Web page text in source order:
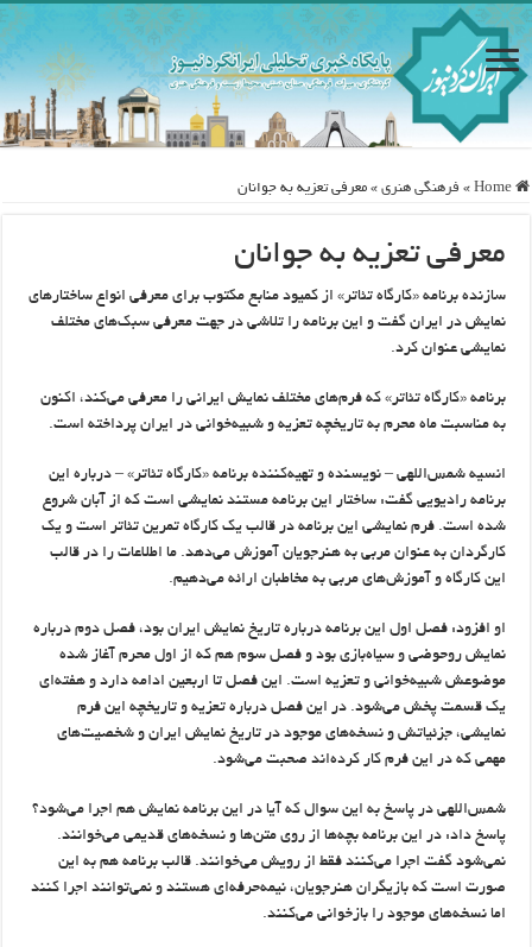
Home
» فرهنگی هنری » معرفی تعزیه به جوانان
معرفی تعزیه به جوانان
سازنده برنامه «کارگاه تئاتر» از کمیود منابع مکتوب برای معرفی انواع ساختارهای
نمایش در ایران گفت و این برنامه را تلاشی در جهت معرفی سبک‌های مختلف
نمایشی عنوان کرد.
برنامه «کارگاه تئاتر» که فرم‌های مختلف نمایش ایرانی را معرفی می‌کند، اکنون
به مناسبت ماه محرم به تاریخچه تعزیه و شبیه‌خوانی در ایران پرداخته است.
انسیه شمس‌اللهی – نویسنده و تهیه‌کننده برنامه «کارگاه تئاتر» – درباره این
برنامه رادیویی گفت:‌ ساختار این برنامه مستند نمایشی است که از آبان شروع
شده است. فرم نمایشی این برنامه در قالب یک کارگاه تمرین تئاتر است و یک
کارگردان به عنوان مربی به هنرجویان آموزش می‌دهد. ما اطلاعات را در قالب
این کارگاه و آموزش‌های مربی به مخاطبان ارائه می‌دهیم.
او افزود: فصل اول این برنامه درباره تاریخ نمایش ایران بود، فصل دوم درباره
نمایش روحوضی و سیاه‌بازی بود و فصل سوم هم که از اول محرم آغاز شده
موضوعش شبیه‌خوانی و تعزیه است. این فصل تا اربعین ادامه دارد و هفته‌ای
یک قسمت پخش می‌شود. در این فصل درباره تعزیه و تاریخچه این فرم
نمایشی، جزئیاتش و نسخه‌های موجود در تاریخ نمایش ایران و شخصیت‌های
مهمی که در این فرم کار کرده‌اند صحبت می‌شود.
شمس‌اللهی در پاسخ به این سوال که آیا در این برنامه نمایش‌ هم اجرا می‌شود؟
پاسخ داد:‌ در این برنامه بچه‌ها از روی متن‌ها و نسخه‌های قدیمی می‌خوانند.
نمی‌شود گفت اجرا می‌کنند فقط از رویش می‌خوانند. قالب برنامه هم به این
صورت است که بازیگران هنرجویان، نیمه‌حرفه‌ای هستند و نمی‌توانند اجرا کنند
اما نسخه‌های موجود را بازخوانی می‌کنند.